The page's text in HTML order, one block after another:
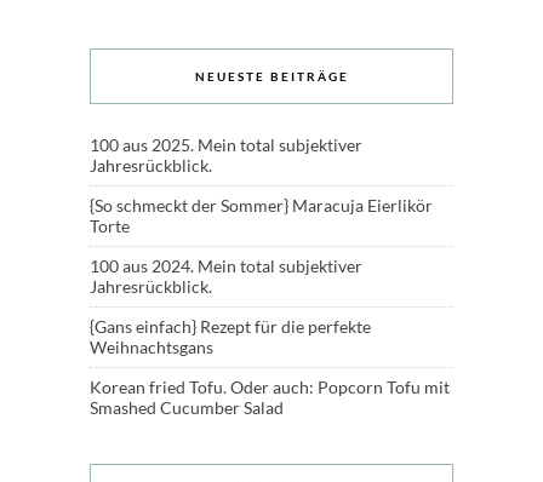
NEUESTE BEITRÄGE
100 aus 2025. Mein total subjektiver
Jahresrückblick.
{So schmeckt der Sommer} Maracuja Eierlikör
Torte
100 aus 2024. Mein total subjektiver
Jahresrückblick.
{Gans einfach} Rezept für die perfekte
Weihnachtsgans
Korean fried Tofu. Oder auch: Popcorn Tofu mit
Smashed Cucumber Salad